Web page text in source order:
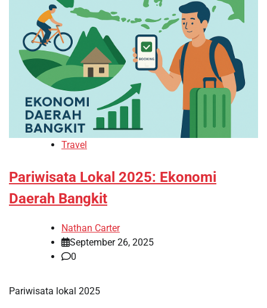
Travel
Pariwisata Lokal 2025: Ekonomi
Daerah Bangkit
Nathan Carter
September 26, 2025
0
Pariwisata lokal 2025